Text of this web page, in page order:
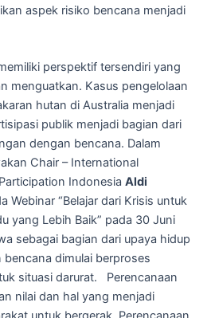
aspek risiko bencana menjadi
perspektif tersendiri yang
menguatkan. Kasus pengelolaan
hutan di Australia menjadi
publik menjadi bagian dari
dengan bencana. Dalam
Chair – International
Indonesia Aldi
Webinar “Belajar dari Krisis untuk
yang Lebih Baik” pada 30 Juni
sebagai bagian dari upaya hidup
dimulai berproses
situasi darurat. Perencanaan
nilai dan hal yang menjadi